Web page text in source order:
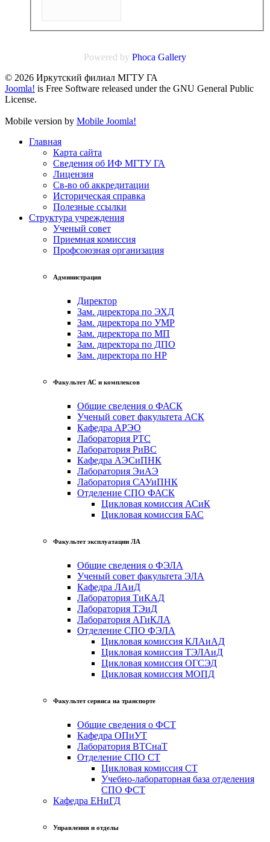
Powered by Phoca Gallery
© 2026 Иркутский филиал МГТУ ГА
Joomla! is Free Software released under the GNU General Public
License.
Mobile version by Mobile Joomla!
Главная
Карта сайта
Сведения об ИФ МГТУ ГА
Лицензия
Св-во об аккредитации
Историческая справка
Полезные ссылки
Структура учреждения
Ученый совет
Приемная комиссия
Профсоюзная организация
Администрация
Директор
Зам. директора по ЭХД
Зам. директора по УМР
Зам. директора по МП
Зам. директора по ДПО
Зам. директора по НР
Факультет АС и комплексов
Общие сведения о ФАСК
Ученый совет факультета АСК
Кафедра АРЭО
Лаборатория РТС
Лаборатория РиВС
Кафедра АЭСиПНК
Лаборатория ЭиАЭ
Лаборатория САУиПНК
Отделение СПО ФАСК
Цикловая комиссия АСиК
Цикловая комиссия БАС
Факультет эксплуатации ЛА
Общие сведения о ФЭЛА
Ученый совет факультета ЭЛА
Кафедра ЛАиД
Лаборатория ТиКАД
Лаборатория ТЭиД
Лаборатория АГиКЛА
Отделение СПО ФЭЛА
Цикловая комиссия КЛАиАД
Цикловая комиссия ТЭЛАиД
Цикловая комиссия ОГСЭД
Цикловая комиссия МОПД
Факультет сервиса на транспорте
Общие сведения о ФСТ
Кафедра ОПиУТ
Лаборатория ВТСнаТ
Отделение СПО СТ
Цикловая комиссия СТ
Учебно-лабораторная база отделения
СПО ФСТ
Кафедра ЕНиГД
Управления и отделы